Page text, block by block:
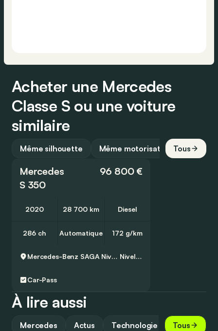
Acheter une Mercedes
Classe S ou une voiture
similaire
Même silhouette Même motorisation Tous
Mercedes
S 350
96 800 €
2020 28 700 km Diesel
286 ch Automatique 172 g/km
Mercedes-Benz SAGA Nivelles Nivelles
Car-Pass
À lire aussi
Mercedes Actus Technologie Sécurité
Tous